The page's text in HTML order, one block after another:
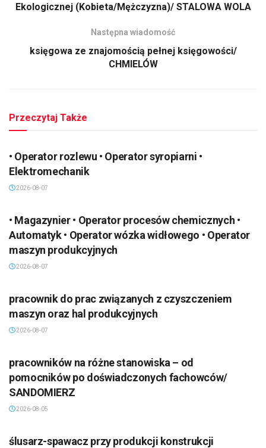
Ekologicznej (Kobieta/Mężczyzna)/ STALOWA WOLA
Następna wiadomość
księgowa ze znajomością pełnej księgowości/
CHMIELÓW
Przeczytaj Także
• Operator rozlewu • Operator syropiarni •
Elektromechanik
2026-08-07
• Magazynier • Operator procesów chemicznych •
Automatyk • Operator wózka widłowego • Operator
maszyn produkcyjnych
2026-08-07
pracownik do prac związanych z czyszczeniem
maszyn oraz hal produkcyjnych
2026-08-07
pracowników na różne stanowiska – od
pomocników po doświadczonych fachowców/
SANDOMIERZ
2026-08-05
ślusarz-spawacz przy produkcji konstrukcji